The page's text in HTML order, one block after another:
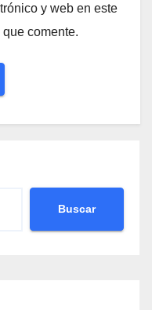
y web en este
comente.
Buscar